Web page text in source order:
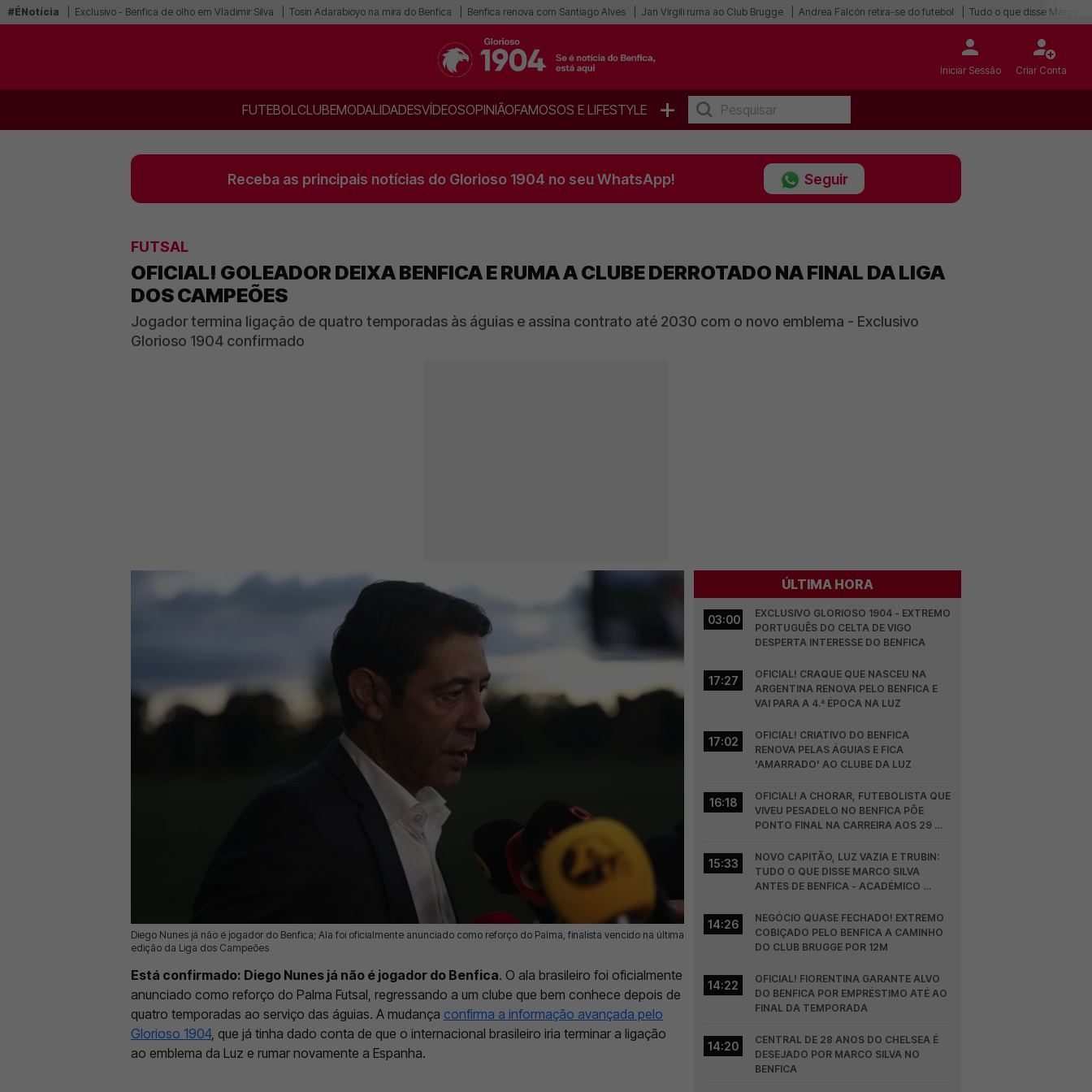
#ÉNotícia Exclusivo - Benfica de olho em Vladimir Silva Tosin Adarabioyo na mira do Benfica Benfica renova com Santiago Alves Jan Virgili ruma ao Club Brugge Andrea Falcón retira-se do futebol Tudo o que disse Marco
Iniciar Sessão Criar Conta
FUTEBOLCLUBEMODALIDADESVÍDEOSOPINIÃOFAMOSOS E LIFESTYLE +
Receba as principais notícias do Glorioso 1904 no seu WhatsApp! Seguir
FUTSAL
OFICIAL! GOLEADOR DEIXA BENFICA E RUMA A CLUBE DERROTADO NA FINAL DA LIGA
DOS CAMPEÕES
Jogador termina ligação de quatro temporadas às águias e assina contrato até 2030 com o novo emblema - Exclusivo
Glorioso 1904 confirmado
Diego Nunes já não é jogador do Benfica; Ala foi oficialmente anunciado como reforço do Palma, finalista vencido na última
edição da Liga dos Campeões
09 Jul 2026 | 17:58 | 0
Está confirmado: Diego Nunes já não é jogador do Benfica. O ala brasileiro foi oficialmente
anunciado como reforço do Palma Futsal, regressando a um clube que bem conhece depois de
quatro temporadas ao serviço das águias. A mudança confirma a informação avançada pelo
Glorioso 1904, que já tinha dado conta de que o internacional brasileiro iria terminar a ligação
ao emblema da Luz e rumar novamente a Espanha.
ÚLTIMA HORA
03:00
EXCLUSIVO GLORIOSO 1904 - EXTREMO
PORTUGUÊS DO CELTA DE VIGO
DESPERTA INTERESSE DO BENFICA
17:27
OFICIAL! CRAQUE QUE NASCEU NA
ARGENTINA RENOVA PELO BENFICA E
VAI PARA A 4.ª ÉPOCA NA LUZ
17:02
OFICIAL! CRIATIVO DO BENFICA
RENOVA PELAS ÁGUIAS E FICA
'AMARRADO' AO CLUBE DA LUZ
16:18
OFICIAL! A CHORAR, FUTEBOLISTA QUE
VIVEU PESADELO NO BENFICA PÕE
PONTO FINAL NA CARREIRA AOS 29
15:33
NOVO CAPITÃO, LUZ VAZIA E TRUBIN:
TUDO O QUE DISSE MARCO SILVA
ANTES DE BENFICA - ACADÉMICO
14:26
NEGÓCIO QUASE FECHADO! EXTREMO
COBIÇADO PELO BENFICA A CAMINHO
DO CLUB BRUGGE POR 12M
14:22
OFICIAL! FIORENTINA GARANTE ALVO
DO BENFICA POR EMPRÉSTIMO ATÉ AO
FINAL DA TEMPORADA
14:20
CENTRAL DE 28 ANOS DO CHELSEA É
DESEJADO POR MARCO SILVA NO
BENFICA